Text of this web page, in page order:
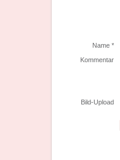
Name *
Kommentar
Bild-Upload